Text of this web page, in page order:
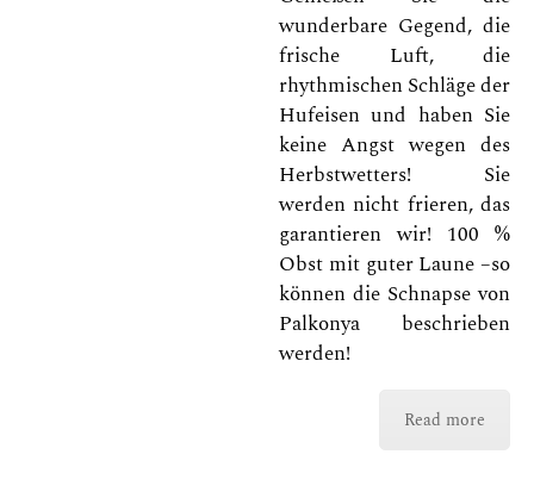
wunderbare Gegend, die
frische Luft, die
rhythmischen Schläge der
Hufeisen und haben Sie
keine Angst wegen des
Herbstwetters! Sie
werden nicht frieren, das
garantieren wir! 100 %
Obst mit guter Laune –so
können die Schnapse von
Palkonya beschrieben
werden!
Read more